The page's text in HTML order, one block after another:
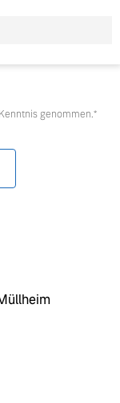
genommen.*